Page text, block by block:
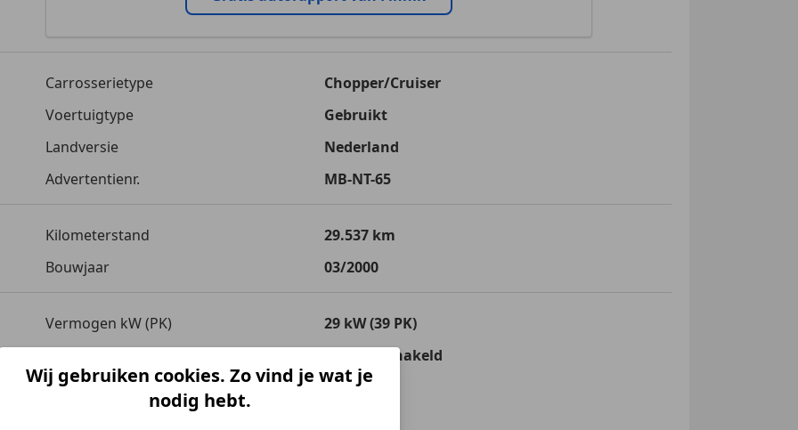
Carrosserietype
Chopper/Cruiser
Voertuigtype
Gebruikt
Landversie
Nederland
Advertentienr.
MB-NT-65
Kilometerstand
29.537 km
Bouwjaar
03/2000
Vermogen kW (PK)
29 kW (39 PK)
Handgeschakeld
Cilinderinhoud
649 cm³
Wij gebruiken cookies. Zo vind je wat je
nodig hebt.